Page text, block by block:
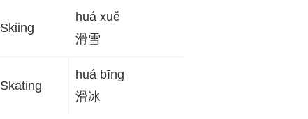
Skiing
huá xuě
滑雪
Skating
huá bīng
滑冰